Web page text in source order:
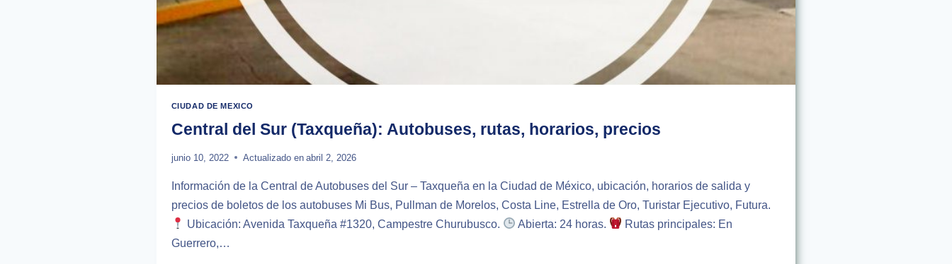
CIUDAD DE MEXICO
Central del Sur (Taxqueña): Autobuses, rutas, horarios, precios
junio 10, 2022 Actualizado en abril 2, 2026
Información de la Central de Autobuses del Sur – Taxqueña en la Ciudad de México, ubicación, horarios de salida y
precios de boletos de los autobuses Mi Bus, Pullman de Morelos, Costa Line, Estrella de Oro, Turistar Ejecutivo, Futura.
Ubicación: Avenida Taxqueña #1320, Campestre Churubusco.
Abierta: 24 horas.
Rutas principales: En
Guerrero,…